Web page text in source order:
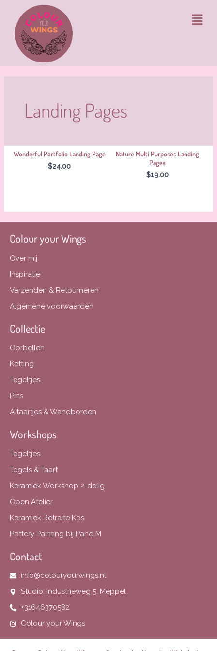
inhoud
Menu
Landing Pages
Wonderful Portfolio Landing Page
$24.00
Nature Multi Purposes Landing
Pages
$19.00
Colour your Wings
Over mij
Inspiratie
Verzenden & Retourneren
Algemene voorwaarden
Collectie
Oorbellen
Ketting
Tegeltjes
Pins
Altaartjes & Wandborden
Workshops
Tegeltjes
Tegels & Taart
Keramiek Workshop 2-delig
Open Atelier
Keramiek Retraite Kos
Pottery Painting bij Pand M
Contact
info@colouryourwings.nl
Studio: Industrieweg 5, Meppel
+31646370582
Colour your Wings